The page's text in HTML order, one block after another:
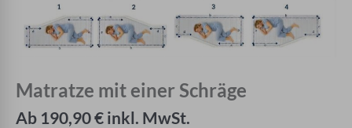
Matratze mit einer Schräge
Ab 190,90 € inkl. MwSt.